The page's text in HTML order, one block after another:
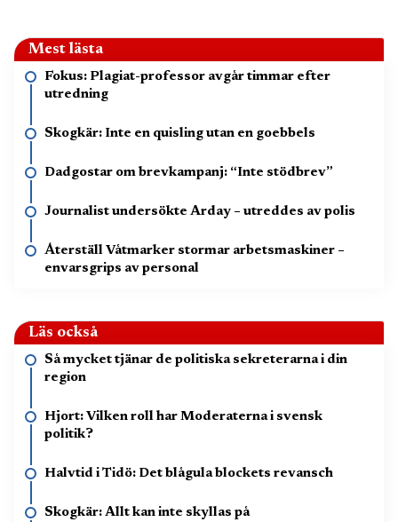
Mest lästa
Fokus: Plagiat-professor avgår timmar efter
utredning
Skogkär: Inte en quisling utan en goebbels
Dadgostar om brevkampanj: “Inte stödbrev”
Journalist undersökte Arday – utreddes av polis
Återställ Våtmarker stormar arbetsmaskiner –
envarsgrips av personal
Läs också
Så mycket tjänar de politiska sekreterarna i din
region
Hjort: Vilken roll har Moderaterna i svensk
politik?
Halvtid i Tidö: Det blågula blockets revansch
Skogkär: Allt kan inte skyllas på